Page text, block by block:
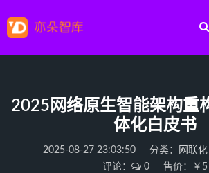
2025网络原生智能架构重
体化白皮书
2025-08-27 23:03:50 分类： 网联化
评论：
0 售价：￥5